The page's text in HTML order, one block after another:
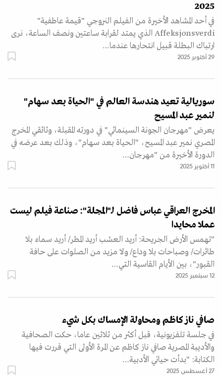
2025
في أحد المشاهد الأخيرة من الفيلم النروجي "قيمة عاطفية"
Affeksjonsverdi الذي يمتد لقرابة ساعتين ونصف الساعة، نرى
ارتباك البطلة قبيل انتحارها عندما…
29 أكتوبر 2025
سوريالية تعيد هندسة العالم في "الحياة بعد سهام"
لنمير عبد المسيح
يعرض "مهرجان الجونة السينمائي" في دورته المقبلة، وثائقي المخرج
المصري نمير عبد المسيح، "الحياة بعد سهام"، وذلك بعد عرضه في
الدورة الأخيرة من "مهرجان…
11 أكتوبر 2025
المخرج العراقي عباس فاضل لـ"المجلة": صناعة فيلم ليست
عملا محايدا
"تهمس الأرض الجريحة: أريد العشب أريد المطر/ أريد سماء بلا
طائرات/ وصباحات بلا وداع/ ولا مزيد من الصلوات على حافة
القبور"، بين الأيام القاسية التي…
12 سبتمبر 2025
صافي ناز كاظم ومحاولة الإمساك بكل شيء
في جلسة تلفزيونية، قبل أكثر من ثلاثين عاما، حكت الصحافية
والأديبة المصرية صافي ناز كاظم عن المرة الأولى التي قررت فيها
الكتابة: "بدأت حياتي الأدبية…
27 أغسطس 2025